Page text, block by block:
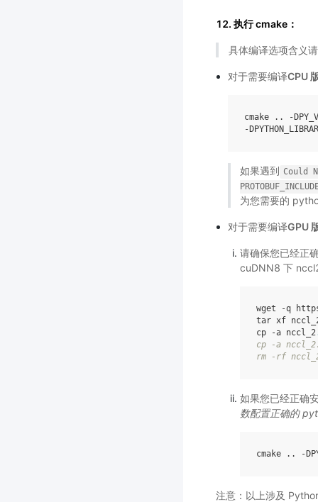
12. 执行 cmake：
具体编译选项含义
对于需要编译CPU
cmake .. -
如果遇到 Could
为您需要的
对于需要编译GPU
请确保您已经正
cuDNN8 下
wget -q
tar xf
cp
-a nccl_2
cp
-a nccl_2
rm
- rf
如果您已经正确
数配置正确的
cmake .. -
注意：以上涉及